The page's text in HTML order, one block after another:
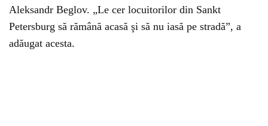
Aleksandr Beglov. „Le cer locuitorilor din Sankt
Petersburg să rămână acasă şi să nu iasă pe stradă”, a
adăugat acesta.